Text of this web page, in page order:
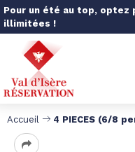
Pour un été au top, optez
illimitées !
Accueil 4 PIECES (6/8